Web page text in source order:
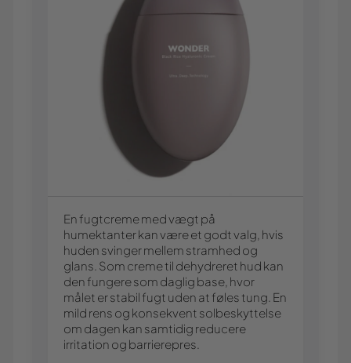
En fugtcreme med vægt på
humektanter kan være et godt valg, hvis
huden svinger mellem stramhed og
glans. Som creme til dehydreret hud kan
den fungere som daglig base, hvor
målet er stabil fugt uden at føles tung. En
mild rens og konsekvent solbeskyttelse
om dagen kan samtidig reducere
irritation og barrierepres.